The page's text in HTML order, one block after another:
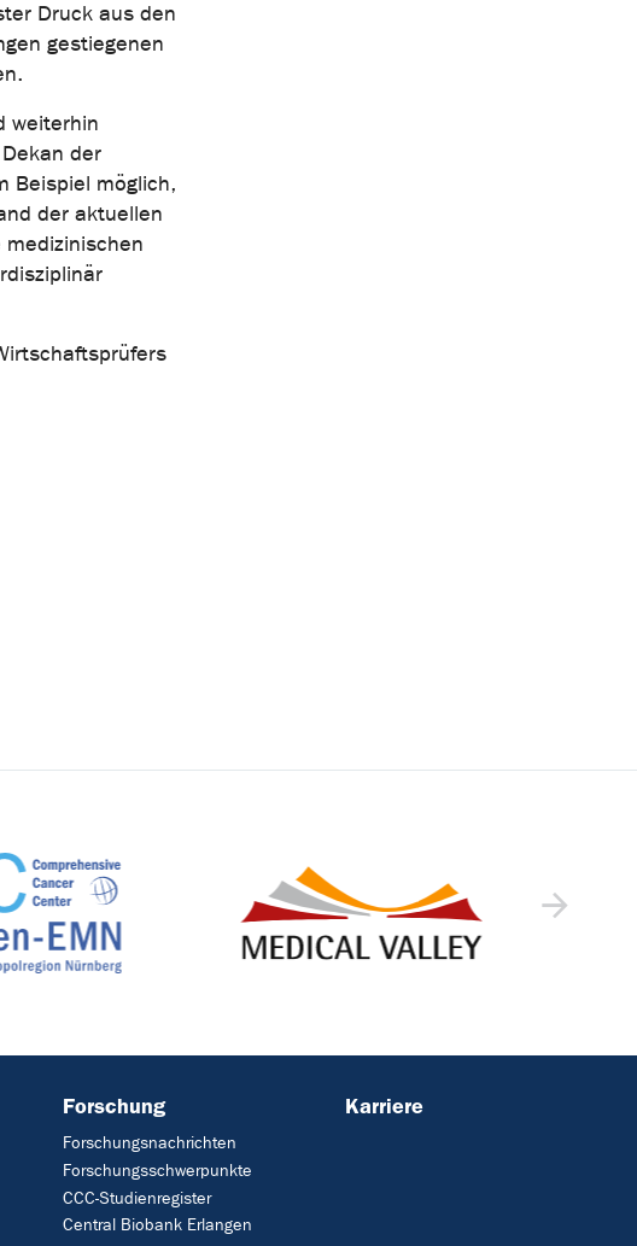
Druck aus den
gestiegenen
weiterhin
der
Beispiel möglich,
der aktuellen
medizinischen
Forschung
Forschungsnachrichten
Forschungsschwerpunkte
CCC-Studienregister
Central Biobank Erlangen
Karriere